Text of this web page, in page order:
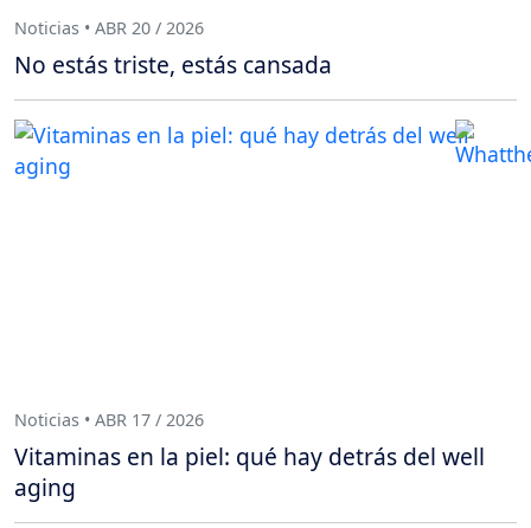
Noticias • ABR 20 / 2026
No estás triste, estás cansada
Noticias • ABR 17 / 2026
Vitaminas en la piel: qué hay detrás del well
aging